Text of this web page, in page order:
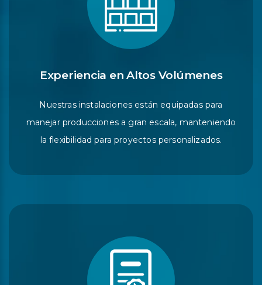
Experiencia en Altos Volúmenes
Nuestras instalaciones están equipadas para
manejar producciones a gran escala, manteniendo
la flexibilidad para proyectos personalizados.